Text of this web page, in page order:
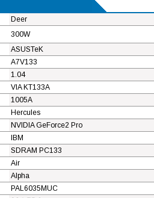
Deer
300W
ASUSTeK
A7V133
1.04
VIA KT133A
1005A
Hercules
NVIDIA GeForce2 Pro
IBM
SDRAM PC133
Air
Alpha
PAL6035MUC